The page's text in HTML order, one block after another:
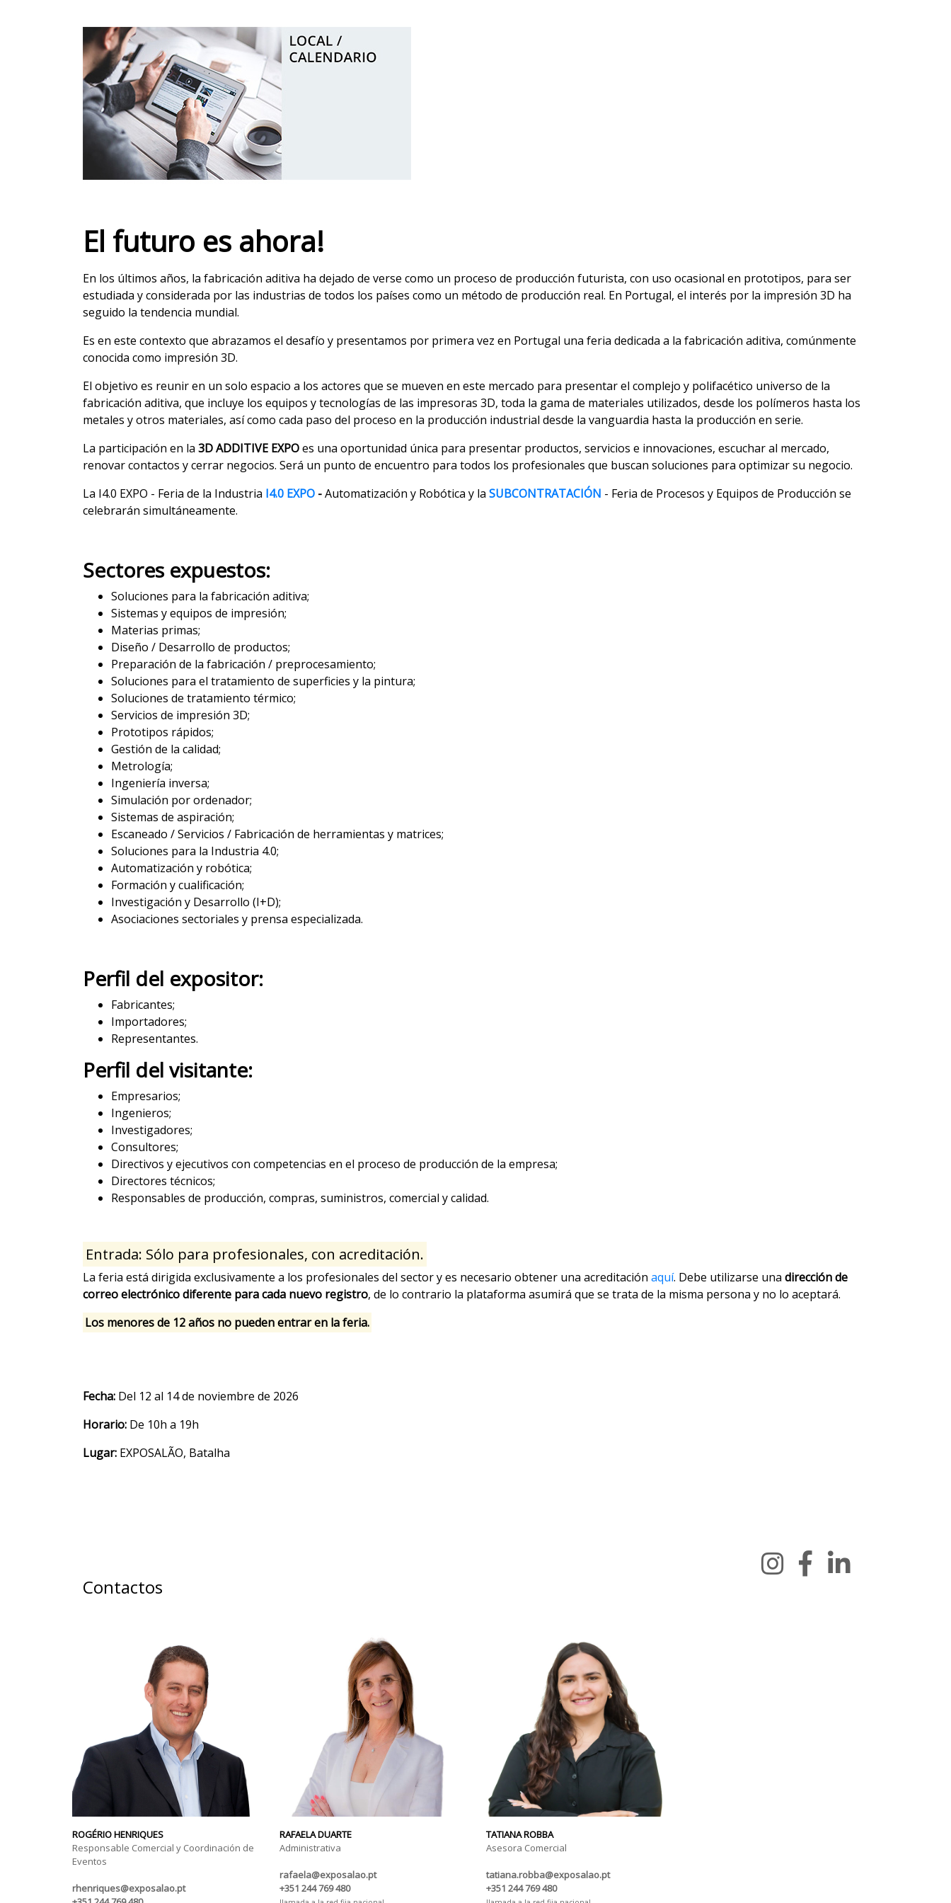
El futuro es ahora!
En los últimos años, la fabricación aditiva ha dejado de verse como un proceso de producción futurista, con uso ocasional en prototipos, para ser
estudiada y considerada por las industrias de todos los países como un método de producción real. En Portugal, el interés por la impresión 3D ha
seguido la tendencia mundial.
Es en este contexto que abrazamos el desafío y presentamos por primera vez en Portugal una feria dedicada a la fabricación aditiva, comúnmente
conocida como impresión 3D.
El objetivo es reunir en un solo espacio a los actores que se mueven en este mercado para presentar el complejo y polifacético universo de la
fabricación aditiva, que incluye los equipos y tecnologías de las impresoras 3D, toda la gama de materiales utilizados, desde los polímeros hasta los
metales y otros materiales, así como cada paso del proceso en la producción industrial desde la vanguardia hasta la producción en serie.
La participación en la 3D ADDITIVE EXPOes una oportunidad única para presentar productos, servicios e innovaciones, escuchar al mercado,
renovar contactos y cerrar negocios. Será un punto de encuentro para todos los profesionales que buscan soluciones para optimizar su negocio.
La I4.0 EXPO - Feria de la Industria I4.0 EXPO -Automatización y Robótica y la SUBCONTRATACIÓN - Feria de Procesos y Equipos de Producción se
celebrarán simultáneamente.
Sectores expuestos:
Soluciones para la fabricación aditiva;
Sistemas y equipos de impresión;
Materias primas;
Diseño / Desarrollo de productos;
Preparación de la fabricación / preprocesamiento;
Soluciones para el tratamiento de superficies y la pintura;
Soluciones de tratamiento térmico;
Servicios de impresión 3D;
Prototipos rápidos;
Gestión de la calidad;
Metrología;
Ingeniería inversa;
Simulación por ordenador;
Sistemas de aspiración;
Escaneado / Servicios / Fabricación de herramientas y matrices;
Soluciones para la Industria 4.0;
Automatización y robótica;
Formación y cualificación;
Investigación y Desarrollo (I+D);
Asociaciones sectoriales y prensa especializada.
Perfil del expositor:
Fabricantes;
Importadores;
Representantes.
Perfil del visitante:
Empresarios;
Ingenieros;
Investigadores;
Consultores;
Directivos y ejecutivos con competencias en el proceso de producción de la empresa;
Directores técnicos;
Responsables de producción, compras, suministros, comercial y calidad.
Entrada: Sólo para profesionales, con acreditación.
La feria está dirigida exclusivamente a los profesionales del sector y es necesario obtener una acreditación aquí. Debe utilizarse una dirección de
correo electrónico diferente para cada nuevo registro, de lo contrario la plataforma asumirá que se trata de la misma persona y no lo aceptará.
Los menores de 12 años no pueden entrar en la feria.
Fecha: Del 12 al 14 de noviembre de 2026
Horario: De 10h a 19h
Lugar: EXPOSALÃO, Batalha
Contactos
ROGÉRIO HENRIQUES
Responsable Comercial y Coordinación de
Eventos
rhenriques@exposalao.pt
RAFAELA DUARTE
Administrativa
rafaela@exposalao.pt
+351 244 769 480
TATIANA ROBBA
Asesora Comercial
tatiana.robba@exposalao.pt
+351 244 769 480